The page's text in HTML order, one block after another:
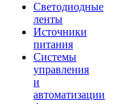
Светодиодные
ленты
Источники
питания
Системы
управления
и
автоматизации